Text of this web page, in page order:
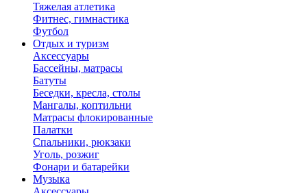
Тяжелая атлетика
Фитнес, гимнастика
Футбол
Отдых и туризм
Аксессуары
Бассейны, матрасы
Батуты
Беседки, кресла, столы
Мангалы, коптильни
Матрасы флокированные
Палатки
Спальники, рюкзаки
Уголь, розжиг
Фонари и батарейки
Музыка